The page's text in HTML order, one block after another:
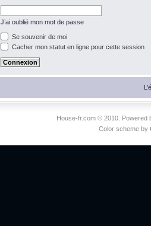
J’ai oublié mon mot de passe
Se souvenir de moi
Cacher mon statut en ligne pour cette session
House-fr.com © 2010. Powered
Color scheme by